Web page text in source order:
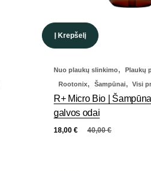
Į Krepšelį
Nuo plaukų slinkimo, Plaukų
Rootonix, Šampūnai, Visi
R+ Micro Bio |
galvos odai
40,00€
18,00 €